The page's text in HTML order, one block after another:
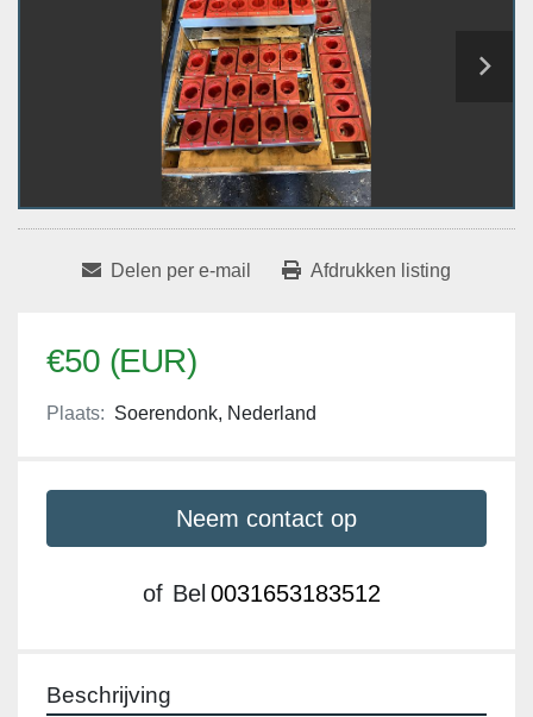
Delen per e-mail Afdrukken listing
€50 (EUR)
Plaats: Soerendonk, Nederland
Neem contact op
of Bel 0031653183512
Beschrijving